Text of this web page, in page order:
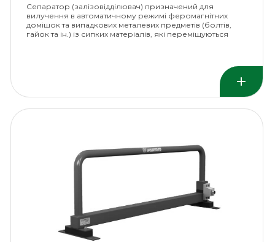
Сепаратор (залізовідділювач) призначений для
вилучення в автоматичному режимі феромагнітних
домішок та випадкових металевих предметів (болтів,
гайок та ін.) із сипких матеріалів, які переміщуються